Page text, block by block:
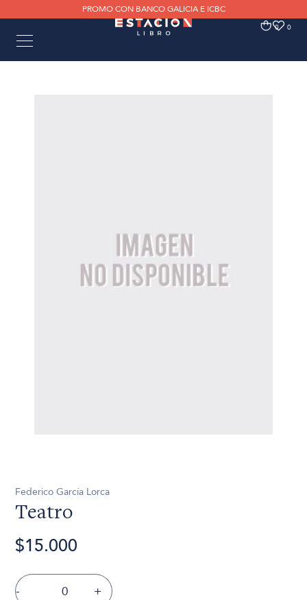
PROMO CON BANCO GALICIA E ICBC
0 0
Federico García Lorca
Teatro
$15.000
- +